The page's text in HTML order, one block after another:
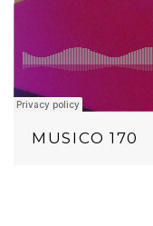
MUSICO 170